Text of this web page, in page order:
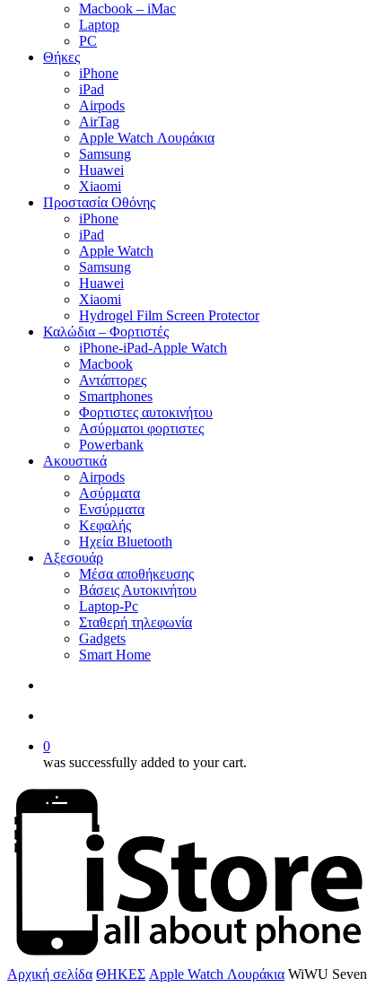
Macbook – iMac
Laptop
PC
Θήκες
iPhone
iPad
Airpods
AirTag
Apple Watch Λουράκια
Samsung
Huawei
Xiaomi
Προστασία Οθόνης
iPhone
iPad
Apple Watch
Samsung
Huawei
Xiaomi
Hydrogel Film Screen Protector
Καλώδια – Φορτιστές
iPhone-iPad-Apple Watch
Macbook
Αντάπτορες
Smartphones
Φορτιστες αυτοκινήτου
Ασύρματοι φορτιστες
Powerbank
Ακουστικά
Airpods
Ασύρματα
Ενσύρματα
Κεφαλής
Ηχεία Bluetooth
Αξεσουάρ
Μέσα αποθήκευσης
Βάσεις Αυτοκινήτου
Laptop-Pc
Σταθερή τηλεφωνία
Gadgets
Smart Home
0
was successfully added to your cart.
Αρχική σελίδα ΘΗΚΕΣ Apple Watch Λουράκια WiWU